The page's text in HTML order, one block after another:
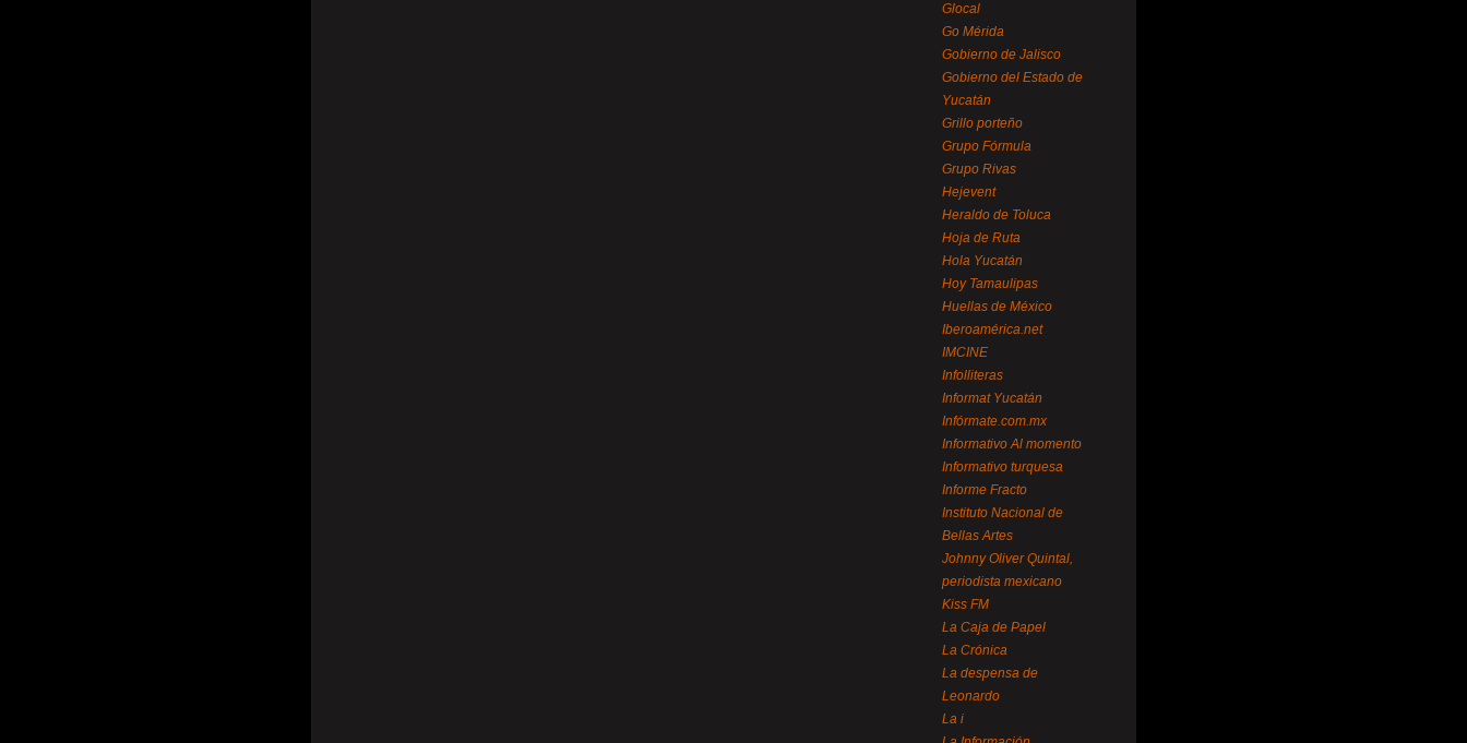
Glocal
Go Mérida
Gobierno de Jalisco
Gobierno del Estado de
Yucatán
Grillo porteño
Grupo Fórmula
Grupo Rivas
Hejevent
Heraldo de Toluca
Hoja de Ruta
Hola Yucatán
Hoy Tamaulipas
Huellas de México
Iberoamérica.net
IMCINE
Infolliteras
Informat Yucatán
Infórmate.com.mx
Informativo Al momento
Informativo turquesa
Informe Fracto
Instituto Nacional de
Bellas Artes
Johnny Oliver Quintal,
periodista mexicano
Kiss FM
La Caja de Papel
La Crónica
La despensa de
Leonardo
La i